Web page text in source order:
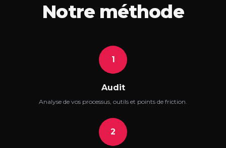
Notre méthode
1
Audit
Analyse de vos processus, outils et points de friction.
2